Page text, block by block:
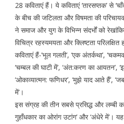
28 कविताएं हैं। ये कविताएं ‘तारसप्तक’ से
के बीच की जटिलता और विषमता की
ने समाज और युग के विभिन्न संदर्भों को
विचित्र रहस्यमयता और क्लिष्टता
कविताएं हैं-’भूल गलती’, ‘एक अंतर्कथा’,
‘चम्बल की घाटी में’, ‘अंत:करण का आयतन’,
‘ओकाव्यात्मन: फणिधर’, ‘मुझे याद आते हैं’,
में’।
इस संग्रह की तीन सबसे प्रसिद्ध और लम्बी
गुहाँधकार का ओरांग उटांग’ और ‘अंधेरे में’।